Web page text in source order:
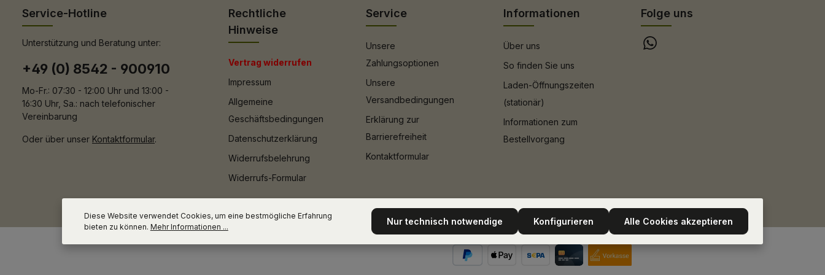
Service-Hotline
Unterstützung und Beratung unter:
+49 (0) 8542 - 900910
Mo-Fr.: 07:30 - 12:00 Uhr und 13:00 -
16:30 Uhr, Sa.: nach telefonischer
Vereinbarung
Oder über unser Kontaktformular.
Rechtliche
Hinweise
Vertrag widerrufen
Impressum
Allgemeine
Geschäftsbedingungen
Datenschutzerklärung
Widerrufsbelehrung
Widerrufs-Formular
Service
Unsere
Zahlungsoptionen
Unsere
Versandbedingungen
Erklärung zur
Barrierefreiheit
Kontaktformular
Informationen
Über uns
So finden Sie uns
Laden-Öffnungszeiten
(stationär)
Informationen zum
Bestellvorgang
Folge uns
Diese Website verwendet Cookies, um eine bestmögliche Erfahrung
bieten zu können. Mehr Informationen ... Nur technisch notwendige Konfigurieren Alle Cookies akzeptieren